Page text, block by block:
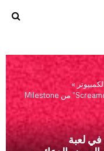
»
نظرة أولى على ميكانيكيات القتال في لعبة “Screamer” من Milestone
في لعبة